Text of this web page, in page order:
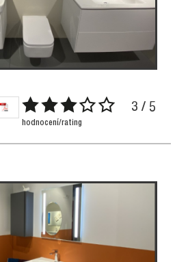
3 / 5
hodnocení/rating